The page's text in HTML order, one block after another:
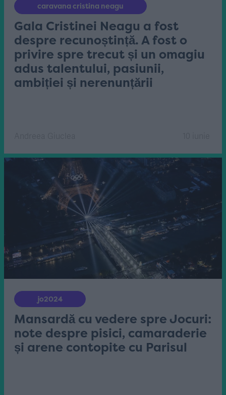
caravana cristina neagu
Gala Cristinei Neagu a fost
despre recunoștință. A fost o
privire spre trecut și un omagiu
adus talentului, pasiunii,
ambiției și nerenunțării
jo2024
Mansardă cu vedere spre Jocuri:
note despre pisici, camaraderie
și arene contopite cu Parisul